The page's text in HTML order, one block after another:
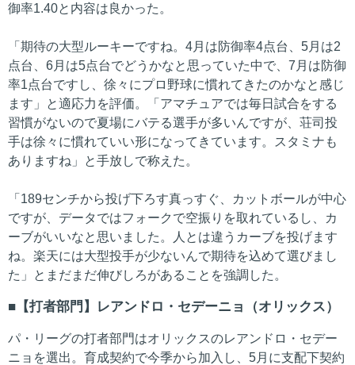
御率1.40と内容は良かった。
「期待の大型ルーキーですね。4月は防御率4点台、5月は2
点台、6月は5点台でどうかなと思っていた中で、7月は防御
率1点台ですし、徐々にプロ野球に慣れてきたのかなと感じ
ます」と適応力を評価。「アマチュアでは毎日試合をする
習慣がないので夏場にバテる選手が多いんですが、荘司投
手は徐々に慣れていい形になってきています。スタミナも
ありますね」と手放しで称えた。
「189センチから投げ下ろす真っすぐ、カットボールが中心
ですが、データではフォークで空振りを取れているし、カ
ーブがいいなと思いました。人とは違うカーブを投げます
ね。楽天には大型投手が少ないんで期待を込めて選びまし
た」とまだまだ伸びしろがあることを強調した。
【打者部門】レアンドロ・セデーニョ（オリックス）
パ・リーグの打者部門はオリックスのレアンドロ・セデー
ニョを選出。育成契約で今季から加入し、5月に支配下契約